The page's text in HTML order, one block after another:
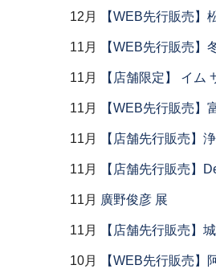
12月 【WEB先行販売】
11月 【WEB先行販売】
11月 【店舗限定】 イ
11月 【WEB先行販売】
11月 【店舗先行販売】
11月 【店舗先行販売】
11月 廣野俊彦 展
11月 【店舗先行販売】
10月 【WEB先行販売】